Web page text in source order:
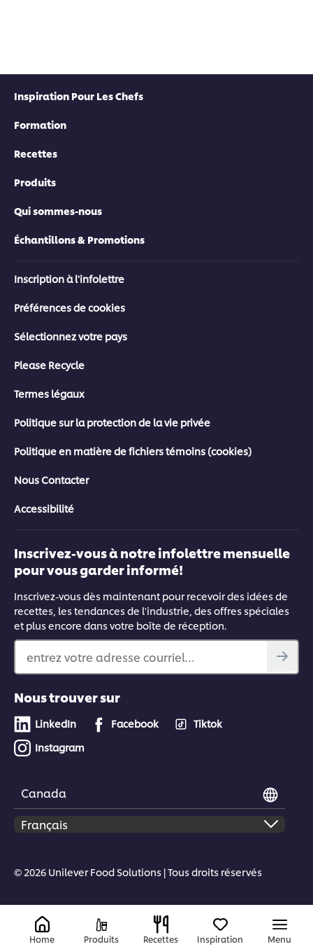
Inspiration Pour Les Chefs
Formation
Recettes
Produits
Qui sommes-nous
Échantillons & Promotions
Inscription à l'infolettre
Préférences de cookies
Sélectionnez votre pays
Please Recycle
Termes légaux
Politique sur la protection de la vie privée
Politique en matière de fichiers témoins (cookies)
Nous Contacter
Accessibilité
Inscrivez-vous à notre infolettre mensuelle
pour vous garder informé!
Inscrivez-vous dès maintenant pour recevoir des idées de
recettes, les tendances de l'industrie, des offres spéciales
et plus encore dans votre boîte de réception.
entrez votre adresse courriel…
Nous trouver sur
LinkedIn Facebook
Tiktok
Instagram
Canada
© 2026 Unilever Food Solutions | Tous droits réservés
Home Produits Recettes Inspiration Menu